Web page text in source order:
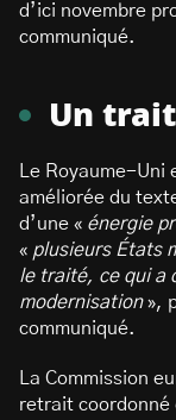
d’ici novembre
communiqué.
Un
Le Royaume-Uni
améliorée du
d’une « énergie
« plusieurs États
le traité, ce qui a
modernisation»,
communiqué.
La Commission
retrait coordonné